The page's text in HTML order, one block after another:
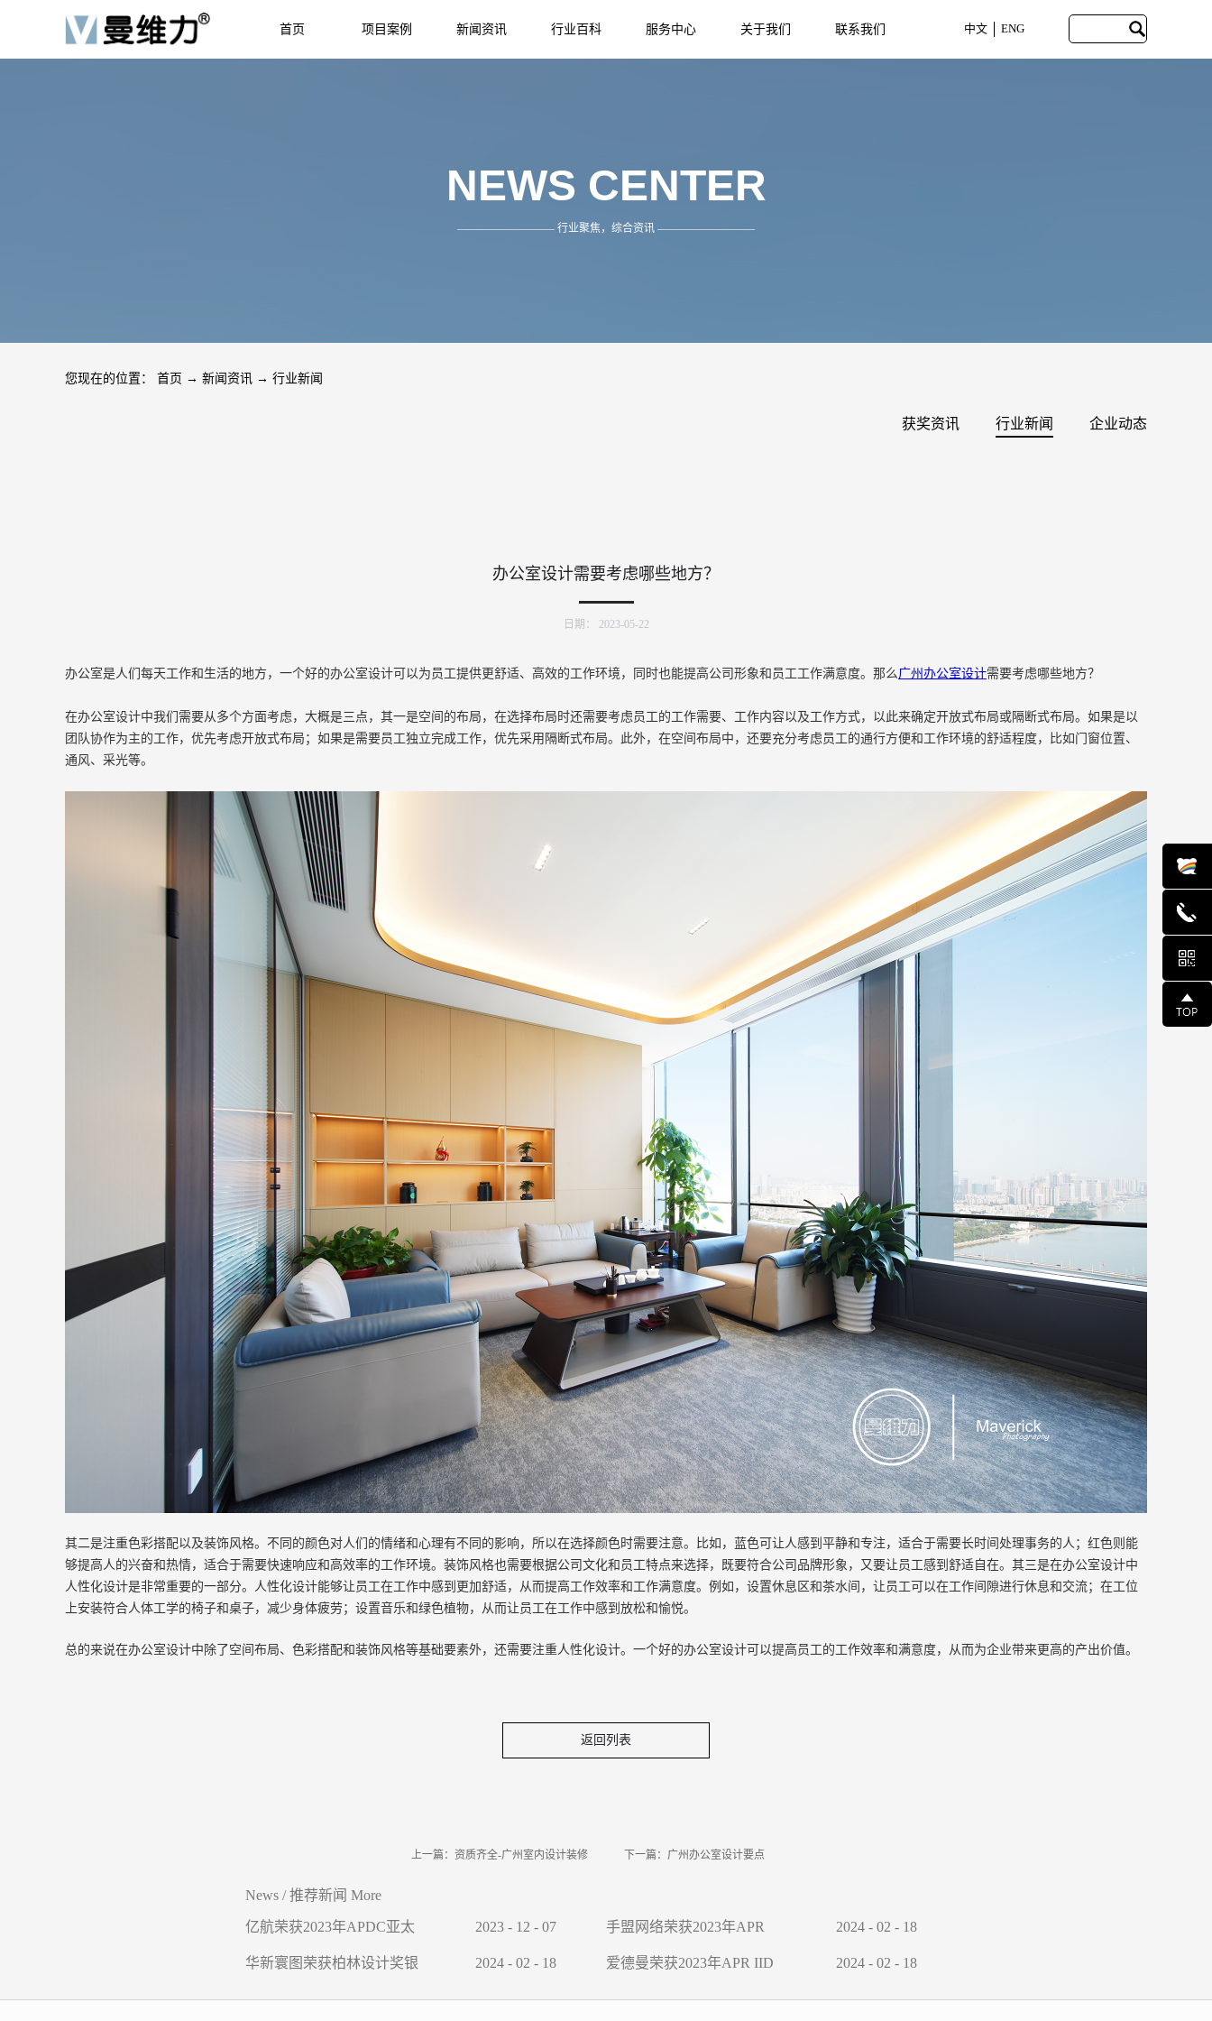
中文 ENG
首页 项目案例 新闻资讯 行业百科 服务中心 关于我们 联系我们
NEWS CENTER
————————— 行业聚焦，综合资讯 —————————
您现在的位置： 首页 → 新闻资讯 → 行业新闻
获奖资讯 行业新闻 企业动态
办公室设计需要考虑哪些地方？
日期： 2023-05-22
办公室是人们每天工作和生活的地方，一个好的办公室设计可以为员工提供更舒适、高效的工作环境，同时也能提高公司形象和员工工作满意度。那么广州办公室设计需要考虑哪些地方？
在办公室设计中我们需要从多个方面考虑，大概是三点，其一是空间的布局，在选择布局时还需要考虑员工的工作需要、工作内容以及工作方式，以此来确定开放式布局或隔断式布局。如果是以
团队协作为主的工作，优先考虑开放式布局；如果是需要员工独立完成工作，优先采用隔断式布局。此外，在空间布局中，还要充分考虑员工的通行方便和工作环境的舒适程度，比如门窗位置、
通风、采光等。
其二是注重色彩搭配以及装饰风格。不同的颜色对人们的情绪和心理有不同的影响，所以在选择颜色时需要注意。比如，蓝色可让人感到平静和专注，适合于需要长时间处理事务的人；红色则能
够提高人的兴奋和热情，适合于需要快速响应和高效率的工作环境。装饰风格也需要根据公司文化和员工特点来选择，既要符合公司品牌形象，又要让员工感到舒适自在。其三是在办公室设计中
人性化设计是非常重要的一部分。人性化设计能够让员工在工作中感到更加舒适，从而提高工作效率和工作满意度。例如，设置休息区和茶水间，让员工可以在工作间隙进行休息和交流；在工位
上安装符合人体工学的椅子和桌子，减少身体疲劳；设置音乐和绿色植物，从而让员工在工作中感到放松和愉悦。
总的来说在办公室设计中除了空间布局、色彩搭配和装饰风格等基础要素外，还需要注重人性化设计。一个好的办公室设计可以提高员工的工作效率和满意度，从而为企业带来更高的产出价值。
返回列表
上一篇： 资质齐全-广州室内设计装修 下一篇： 广州办公室设计要点
News / 推荐新闻 More
亿航荣获2023年APDC亚太
2023 - 12 - 07
手盟网络荣获2023年APR
2024 - 02 - 18
华新寰图荣获柏林设计奖银
2024 - 02 - 18
爱德曼荣获2023年APR IID
2024 - 02 - 18